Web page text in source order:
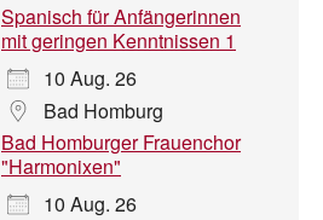
Spanisch für Anfängerinnen
mit geringen Kenntnissen 1
10 Aug. 26
Bad Homburg
Bad Homburger Frauenchor
"Harmonixen"
10 Aug. 26